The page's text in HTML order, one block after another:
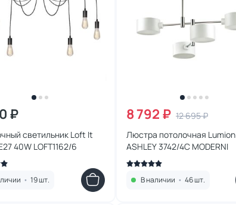
₽
светильник Loft It
40W LOFT1162/6
• 19 шт.
8 792 ₽ 12 695 ₽
Люстра потолочная Lumion
ASHLEY 3742/4C MODERNI
В наличии • 46 шт.